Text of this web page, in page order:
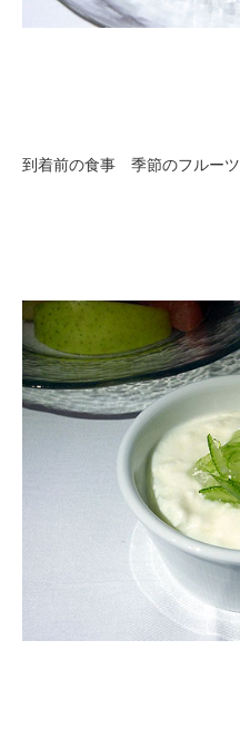
到着前の食事 季節のフルーツ